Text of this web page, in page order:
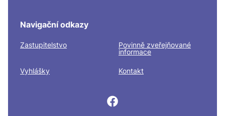
Navigační odkazy
Zastupitelstvo
Povinně zveřejňované
informace
Vyhlášky Kontakt